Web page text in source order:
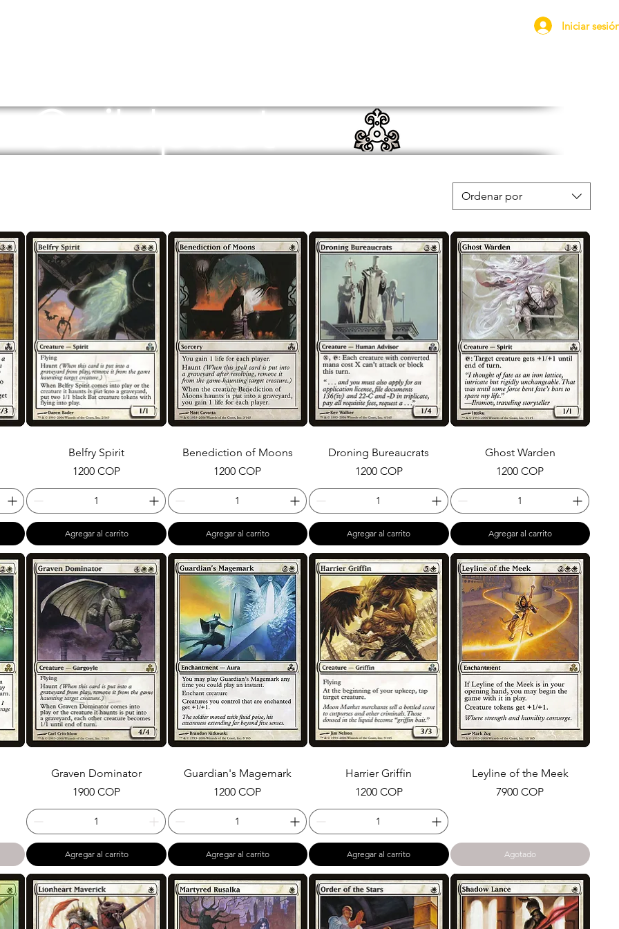
Iniciar
Guildpact
Ordenar por
Belfry Spirit
Precio
1200 COP
Agregar al carrito
Benediction of Moons
Precio
1200 COP
Agregar al carrito
Droning Bureaucrats
Precio
1200 COP
Agregar al carrito
Ghost Warden
Precio
1200 COP
Agregar al carrito
Graven Dominator
Precio
1900 COP
Agregar al carrito
Guardian's Magemark
Precio
1200 COP
Agregar al carrito
Harrier Griffin
Precio
1200 COP
Agregar al carrito
Leyline of the Meek
Precio
7900 COP
Agotado